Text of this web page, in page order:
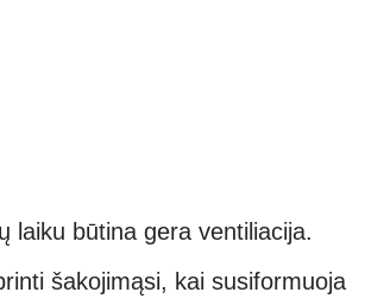
laiku būtina gera ventiliacija.
šakojimąsi, kai susiformuoja